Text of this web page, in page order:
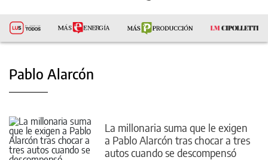
Pablo Alarcón
La millonaria suma que le exigen
a Pablo Alarcón tras chocar a tres
autos cuando se descompensó